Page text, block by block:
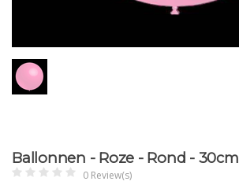
Ballonnen - Roze - Rond - 30cm
0 Review(s)